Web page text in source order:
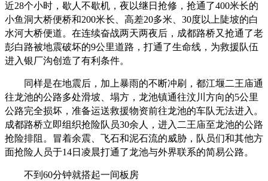
近28个小时，歇人不歇机，夜以继日抢修，抢通了400米长的
小鱼洞大桥便桥和200米长、高差20多米、30度以上陡坡的白
水河大桥便道。在连续奋战两天两夜后，成都路桥又抢通了老
彭白路被地震破坏的9公里道路，打通了生命线，为救援队伍
进入银厂沟创造了有利条件。
同样是在地震后，加上暴雨的不断冲刷，都江堰二王庙通
往龙池的公路多处滑坡、塌方，龙池镇通往汶川方向的5公里
公路完全损坏，准备运送救援物资前往龙池的车队无法进入。
成都路桥立即组织抢险队员30余人，进入二王庙至龙池的公路
抢险排阻。冒着余震、飞石和泥石流的威胁，队员们和其他方
面抢险人员于14日凌晨打通了龙池与外界联系的简易公路。
不到60分钟就搭起一间板房